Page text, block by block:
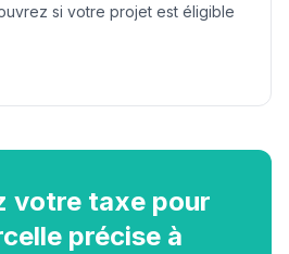
si votre projet est éligible
votre taxe pour
précise à